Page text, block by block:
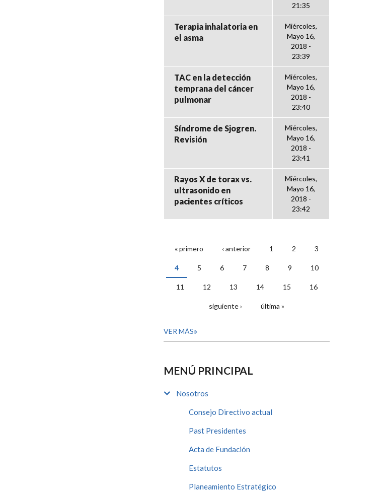
21:35
Terapia inhalatoria en
el asma
Miércoles,
Mayo 16,
2018 -
23:39
TAC en la detección
temprana del cáncer
pulmonar
Miércoles,
Mayo 16,
2018 -
23:40
Síndrome de Sjogren.
Revisión
Miércoles,
Mayo 16,
2018 -
23:41
Rayos X de torax vs.
ultrasonido en
pacientes críticos
Miércoles,
Mayo 16,
2018 -
23:42
PÁGINAS
« primero ‹ anterior 1 2 3
4 5 6 7 8 9 10
11 12 13 14 15 16
siguiente › última »
VER MÁS
MENÚ PRINCIPAL
Nosotros
Consejo Directivo actual
Past Presidentes
Acta de Fundación
Estatutos
Planeamiento Estratégico